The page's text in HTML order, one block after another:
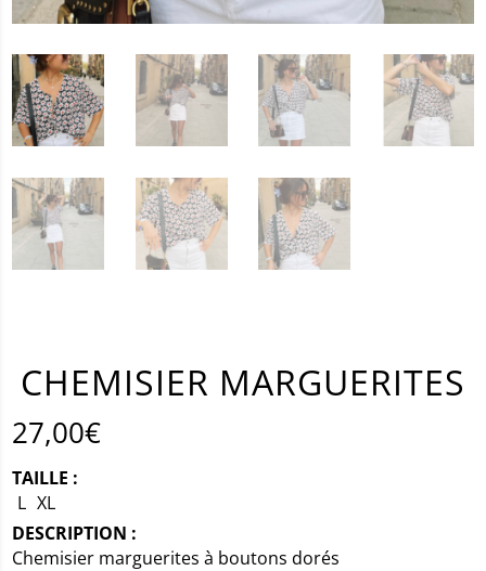
CHEMISIER MARGUERITES
27,00€
TAILLE :
L XL
DESCRIPTION :
Chemisier marguerites à boutons dorés